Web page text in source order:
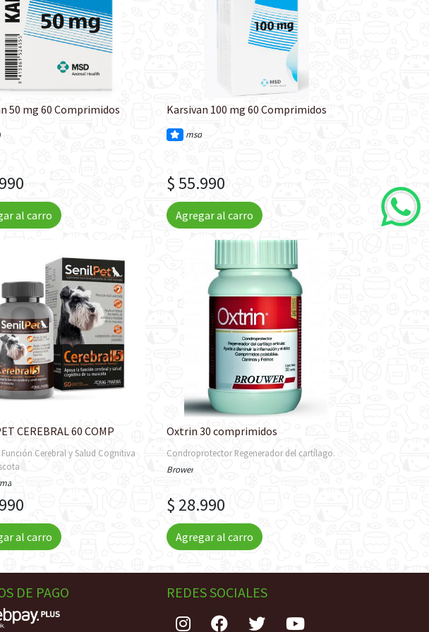
50 mg 60 Comprimidos
al carro
Karsivan 100 mg 60 Comprimidos
msd
$ 55.990
Agregar al carro
CEREBRAL 60 COMP
Cerebral y Salud Cognitiva
al carro
Oxtrin 30 comprimidos
Condroprotector Regenerador del cartílago.
Brower
$ 28.990
Agregar al carro
DE PAGO REDES SOCIALES